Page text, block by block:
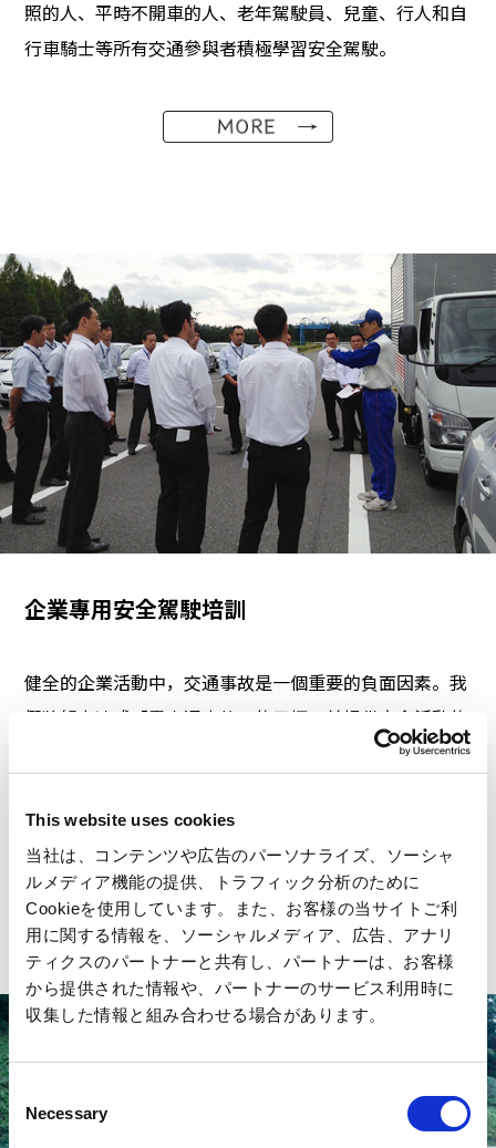
This website uses cookies
当社は、コンテンツや広告のパーソナライズ、ソーシャ
ルメディア機能の提供、トラフィック分析のために
Cookieを使用しています。また、お客様の当サイトご利
用に関する情報を、ソーシャルメディア、広告、アナリ
ティクスのパートナーと共有し、パートナーは、お客様
から提供された情報や、パートナーのサービス利用時に
収集した情報と組み合わせる場合があります。
Consent
Selection
Necessary
照的人、平時不開車的人、老年駕駛員、兒童、行人和自
行車騎士等所有交通參與者積極學習安全駕駛。
企業專用安全駕駛培訓
健全的企業活動中，交通事故是一個重要的負面因素。我
們將努力達成「零交通事故」的目標，並提供安全活動的
協助。此外，我們也提供針對不同車種、行業和業態的定